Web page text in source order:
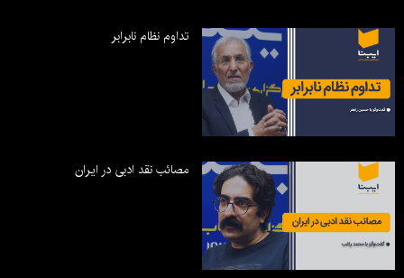
تداوم نظام نابرابر
مصائب نقد ادبی در ایران